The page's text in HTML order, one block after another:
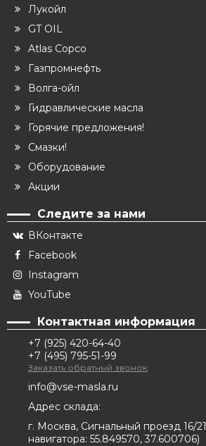
Лукойл
GT OIL
Atlas Copco
Газпромнефть
Волга-ойл
Гидравлические масла
Горячие предложения!
Смазки!
Оборудование
Акции
Следите за нами
ВКонтакте
Facebook
Instagram
YouTube
Контактная информация
+7 (925) 420-64-40
+7 (495) 795-51-99
Заказать обратный звонок
info@vse-masla.ru
Адрес склада:
г. Москва, Сигнальный проезд 16/21
навигатора: 55.849570, 37.600706)